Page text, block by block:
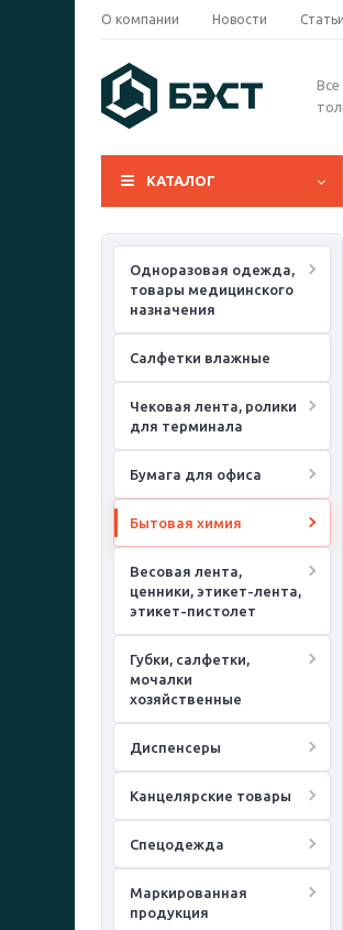
О компании Новости Статьи
Все
КАТАЛОГ
Одноразовая одежда,
товары медицинского
назначения
Салфетки влажные
Чековая лента, ролики
для терминала
Бумага для офиса
Бытовая химия
Весовая лента,
ценники, этикет-лента,
этикет-пистолет
Губки, салфетки,
мочалки
хозяйственные
Диспенсеры
Канцелярские товары
Спецодежда
Маркированная
продукция